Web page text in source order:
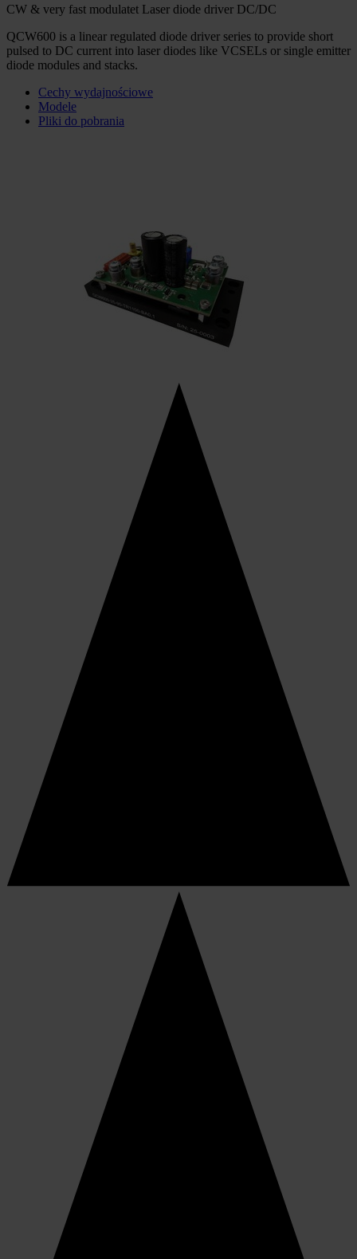
CW & very fast modulatet Laser diode driver DC/DC
QCW600 is a linear regulated diode driver series to provide short
pulsed to DC current into laser diodes like VCSELs or single emitter
diode modules and stacks.
Cechy wydajnościowe
Modele
Pliki do pobrania